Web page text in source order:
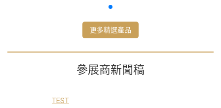
更多精選產品
參展商新聞稿
TEST